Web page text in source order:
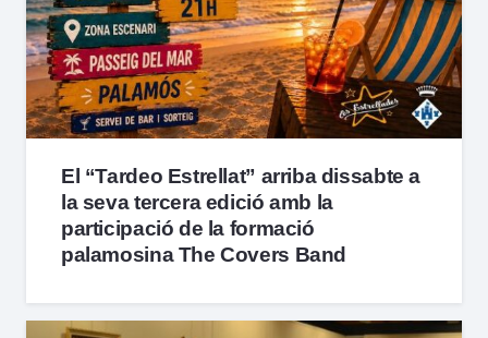
El “Tardeo Estrellat” arriba dissabte a
la seva tercera edició amb la
participació de la formació
palamosina The Covers Band